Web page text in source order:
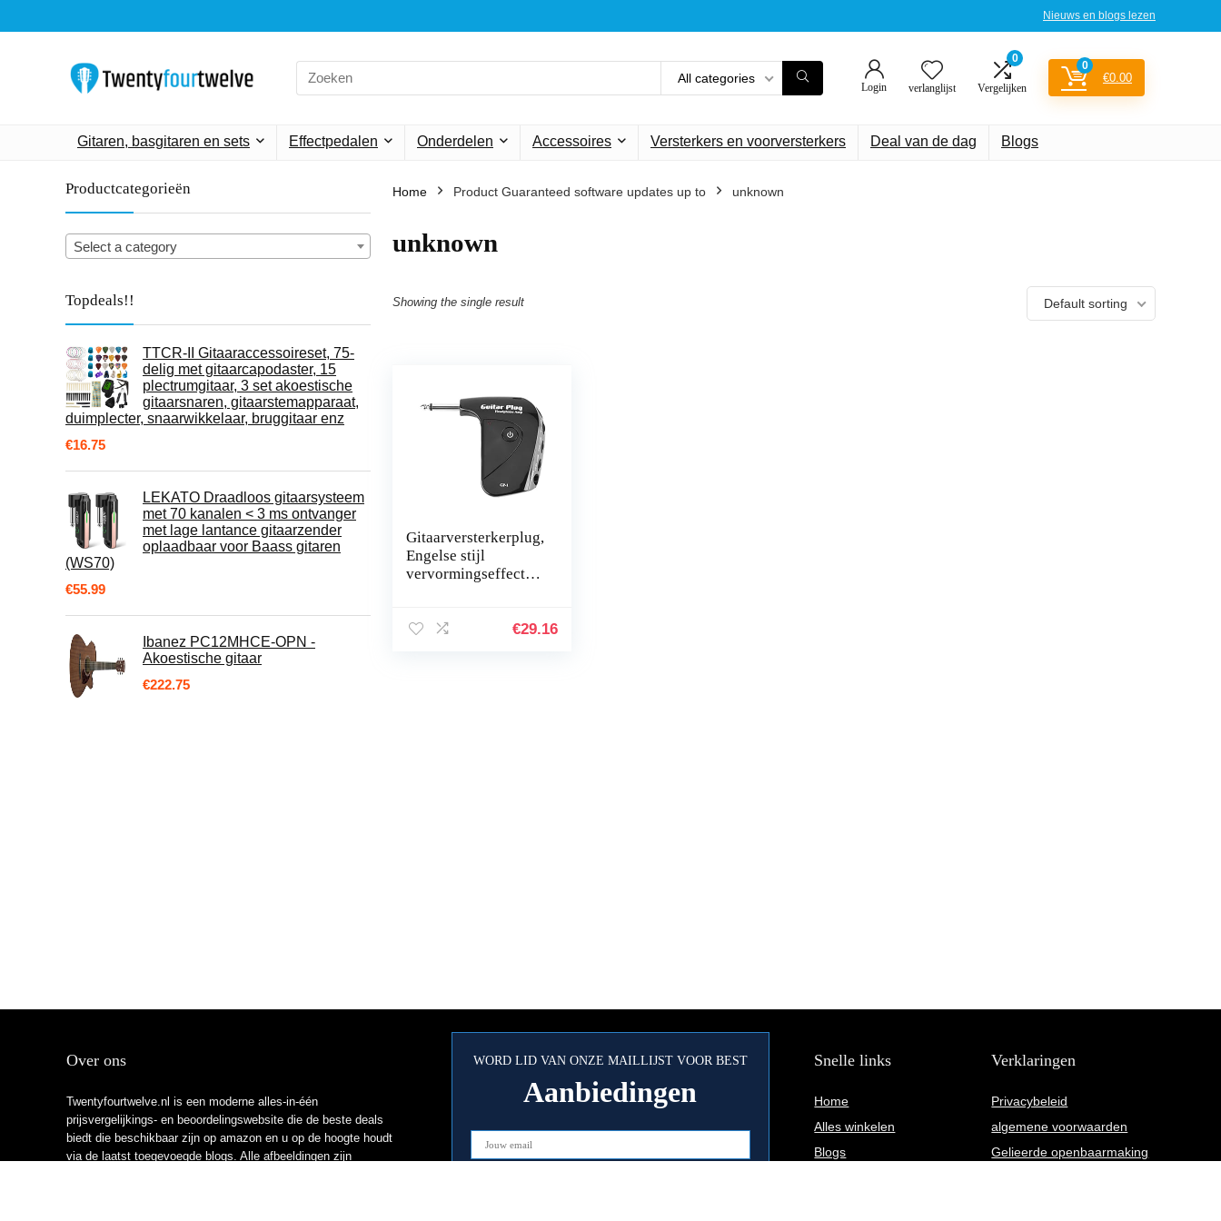
Nieuws en blogs lezen
Search
for:
All categories
Login verlanglijst
0
Vergelijken
0
€0.00
Gitaren, basgitaren en sets Effectpedalen Onderdelen Accessoires Versterkers en voorversterkers Deal van de dag Blogs
Productcategorieën
Select a category
Topdeals!!
TTCR-II Gitaaraccessoireset, 75-
delig met gitaarcapodaster, 15
plectrumgitaar, 3 set akoestische
gitaarsnaren, gitaarstemapparaat,
duimplecter, snaarwikkelaar, bruggitaar enz
€16.75
LEKATO Draadloos gitaarsysteem
met 70 kanalen < 3 ms ontvanger
met lage lantance gitaarzender
oplaadbaar voor Baass gitaren
(WS70)
€55.99
Ibanez PC12MHCE-OPN -
Akoestische gitaar
€222.75
Home Product Guaranteed software updates up to ‎unknown
‎unknown
Showing the single result Default sorting
Gitaarversterkerplug,
Engelse stijl
vervormingseffect
Werktijd stabiel voor
€29.16
Over ons
Twentyfourtwelve.nl is een moderne alles-in-één
prijsvergelijkings- en beoordelingswebsite die de beste deals
biedt die beschikbaar zijn op amazon en u op de hoogte houdt
via de laatst toegevoegde blogs. Alle afbeeldingen zijn
WORD LID VAN ONZE MAILLIJST VOOR BEST
Aanbiedingen
Snelle links
Home
Alles winkelen
Blogs
Verklaringen
Privacybeleid
algemene voorwaarden
Gelieerde openbaarmaking